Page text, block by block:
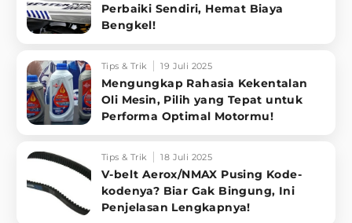
Perbaiki Sendiri, Hemat Biaya
Bengkel!
Tips & Trik 19 Juli 2025
Mengungkap Rahasia Kekentalan
Oli Mesin, Pilih yang Tepat untuk
Performa Optimal Motormu!
Tips & Trik 18 Juli 2025
V-belt Aerox/NMAX Pusing Kode-
kodenya? Biar Gak Bingung, Ini
Penjelasan Lengkapnya!